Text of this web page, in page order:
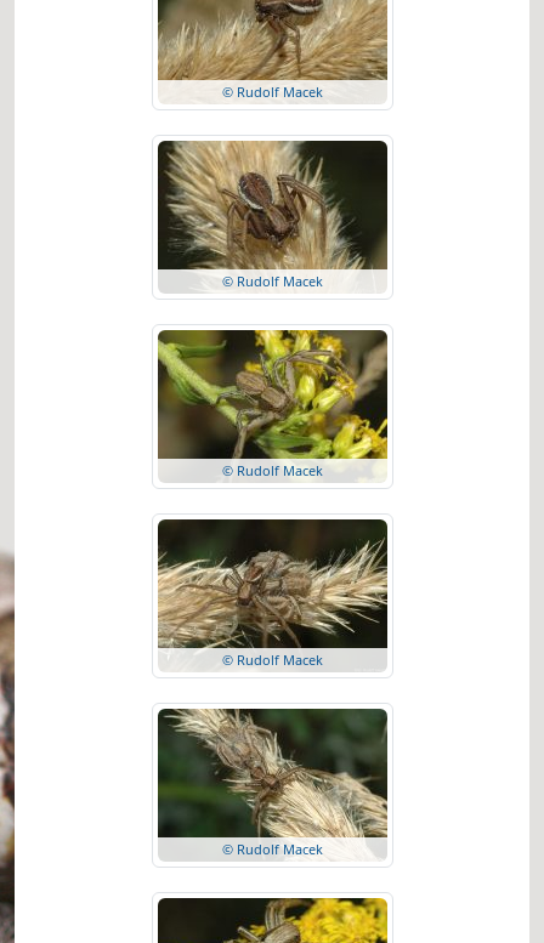
© Rudolf Macek
© Rudolf Macek
© Rudolf Macek
© Rudolf Macek
© Rudolf Macek